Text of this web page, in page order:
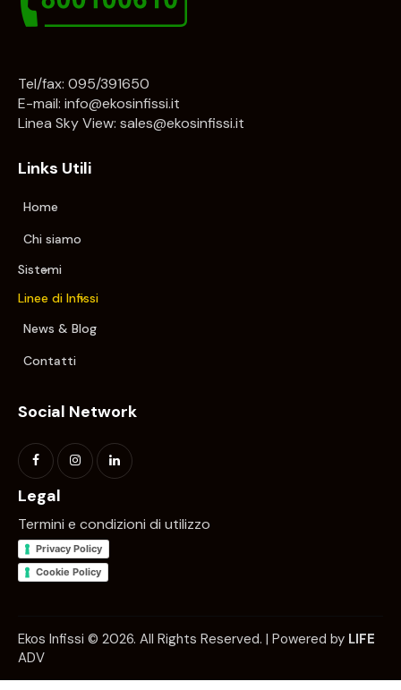
Tel/fax: 095/391650
E-mail: info@ekosinfissi.it
Linea Sky View: sales@ekosinfissi.it
Links Utili
Home
Chi siamo
Sistemi
Linee di Infissi
News & Blog
Contatti
Social Network
Legal
Termini e condizioni di utilizzo
Privacy Policy
Cookie Policy
Ekos Infissi © 2026. All Rights Reserved. | Powered by LIFE
ADV